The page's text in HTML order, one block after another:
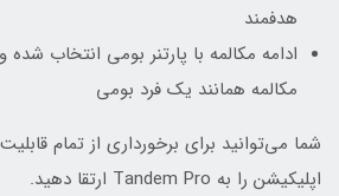
هدفمند
ادامه مکالمه با پارتنر بومی انتخاب
مکالمه همانند یک فرد بومی
شما می‌توانید برای برخورداری از تمام
اپلیکیشن را به Tandem Pro ارتقا دهید.